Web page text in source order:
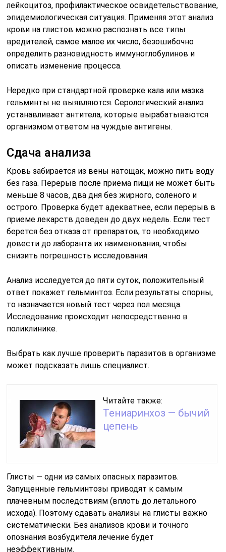
лейкоцитоз, профилактическое освидетельствование,
эпидемиологическая ситуация. Применяя этот анализ
крови на глистов можно распознать все типы
вредителей, самое малое их число, безошибочно
определить разновидность иммуноглобулинов и
описать изменение процесса.
Нередко при стандартной проверке кала или мазка
гельминты не выявляются. Серологический анализ
устанавливает антитела, которые вырабатываются
организмом ответом на чуждые антигены.
Сдача анализа
Кровь забирается из вены натощак, можно пить воду
без газа. Перерыв после приема пищи не может быть
меньше 8 часов, два дня без жирного, соленого и
острого. Проверка будет адекватнее, если перерыв в
приеме лекарств доведен до двух недель. Если тест
берется без отказа от препаратов, то необходимо
довести до лаборанта их наименования, чтобы
снизить погрешность исследования.
Анализ исследуется до пяти суток, положительный
ответ покажет гельминтоз. Если результаты спорны,
то назначается новый тест через пол месяца.
Исследование происходит непосредственно в
поликлинике.
Выбрать как лучше проверить паразитов в организме
может подсказать лишь специалист.
Читайте также:
Тениаринхоз — бычий
цепень
Глисты — одни из самых опасных паразитов.
Запущенные гельминтозы приводят к самым
плачевным последствиям (вплоть до летального
исхода). Поэтому сдавать анализы на глисты важно
систематически. Без анализов крови и точного
опознания возбудителя лечение будет
неэффективным.